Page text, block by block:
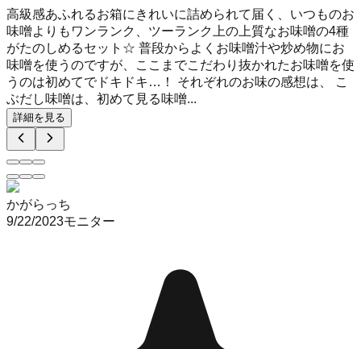
高級感あふれるお箱にきれいに詰められて届く、いつものお
味噌よりもワンランク、ツーランク上の上質なお味噌の4種
がたのしめるセット☆ 普段からよくお味噌汁や炒め物にお
味噌を使うのですが、ここまでこだわり抜かれたお味噌を使
うのは初めてでドキドキ…！ それぞれのお味の感想は、 こ
ぶだし味噌は、初めて見る味噌...
詳細を見る
かがらっち
9/22/2023モニター